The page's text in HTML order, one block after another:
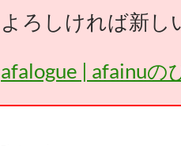
よろしければ新し
afalogue | afainuの